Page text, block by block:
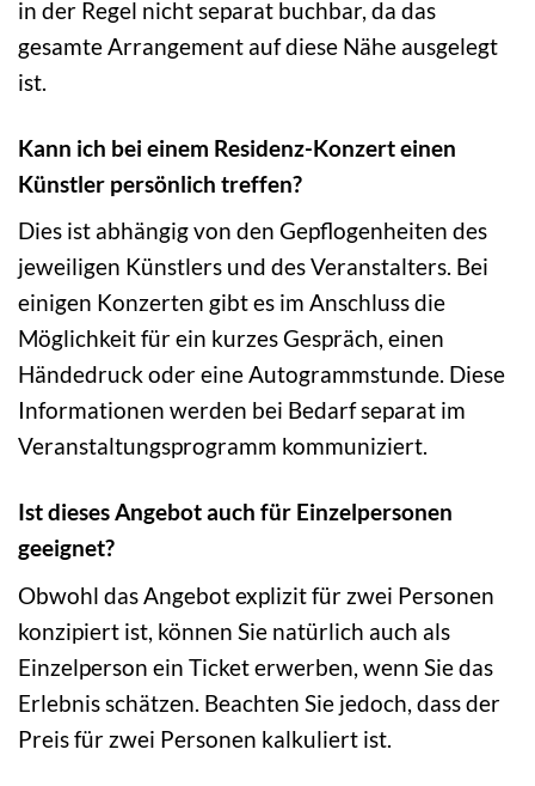
in der Regel nicht separat buchbar, da das
gesamte Arrangement auf diese Nähe ausgelegt
ist.
Kann ich bei einem Residenz-Konzert einen
Künstler persönlich treffen?
Dies ist abhängig von den Gepflogenheiten des
jeweiligen Künstlers und des Veranstalters. Bei
einigen Konzerten gibt es im Anschluss die
Möglichkeit für ein kurzes Gespräch, einen
Händedruck oder eine Autogrammstunde. Diese
Informationen werden bei Bedarf separat im
Veranstaltungsprogramm kommuniziert.
Ist dieses Angebot auch für Einzelpersonen
geeignet?
Obwohl das Angebot explizit für zwei Personen
konzipiert ist, können Sie natürlich auch als
Einzelperson ein Ticket erwerben, wenn Sie das
Erlebnis schätzen. Beachten Sie jedoch, dass der
Preis für zwei Personen kalkuliert ist.